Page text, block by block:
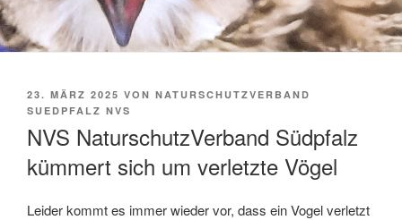
VERÖFFENTLICHT
AM
23. MÄRZ 2025 VON NATURSCHUTZVERBAND
SUEDPFALZ NVS
NVS NaturschutzVerband Südpfalz
kümmert sich um verletzte Vögel
Leider kommt es immer wieder vor, dass ein Vogel verletzt